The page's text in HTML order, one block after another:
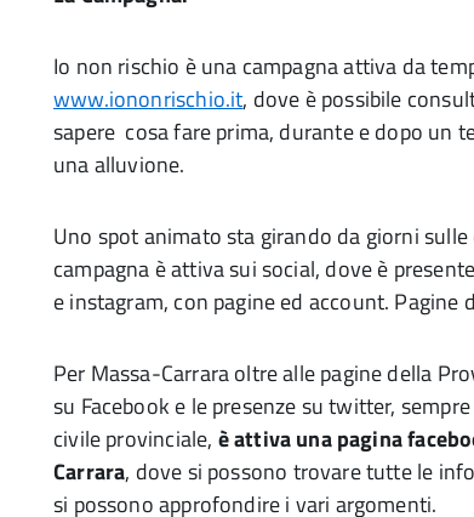
Io non rischio è una campagna attiva da
www.iononrischio.it, dove è possibile
sapere cosa fare prima, durante e dopo un
una alluvione.
Uno spot animato sta girando da giorni
campagna è attiva sui social, dove è
e instagram, con pagine ed account. Pagine
Per Massa-Carrara oltre alle pagine della
su Facebook e le presenze su twitter,
civile provinciale, è attiva una pagina
Carrara, dove si possono trovare tutte le
si possono approfondire i vari argomenti.